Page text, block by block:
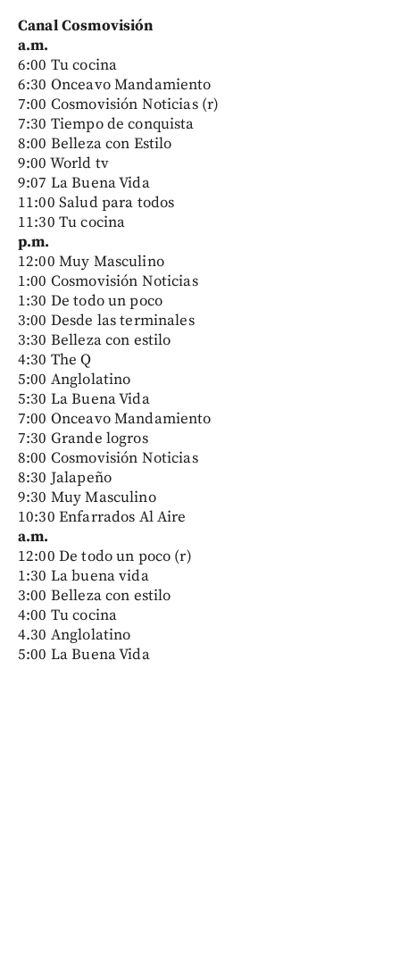
Canal Cosmovisión
a.m.
6:00 Tu cocina
6:30 Onceavo Mandamiento
7:00 Cosmovisión Noticias (r)
7:30 Tiempo de conquista
8:00 Belleza con Estilo
9:00 World tv
9:07 La Buena Vida
11:00 Salud para todos
11:30 Tu cocina
p.m.
12:00 Muy Masculino
1:00 Cosmovisión Noticias
1:30 De todo un poco
3:00 Desde las terminales
3:30 Belleza con estilo
4:30 The Q
5:00 Anglolatino
5:30 La Buena Vida
7:00 Onceavo Mandamiento
7:30 Grande logros
8:00 Cosmovisión Noticias
8:30 Jalapeño
9:30 Muy Masculino
10:30 Enfarrados Al Aire
a.m.
12:00 De todo un poco (r)
1:30 La buena vida
3:00 Belleza con estilo
4:00 Tu cocina
4.30 Anglolatino
5:00 La Buena Vida